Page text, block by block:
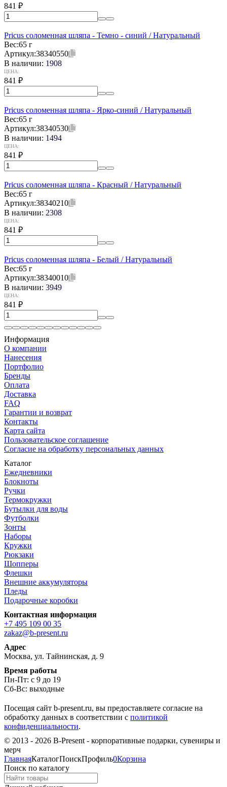
841 ₽
Pricus соломенная шляпа - Темно - синий / Натуральный
Вес:65 г
Артикул:38340550
В наличии: 1908
ЦЕНА:
841 ₽
Pricus соломенная шляпа - Ярко-синий / Натуральный
Вес:65 г
Артикул:38340530
В наличии: 1494
ЦЕНА:
841 ₽
Pricus соломенная шляпа - Красный / Натуральный
Вес:65 г
Артикул:38340210
В наличии: 2308
ЦЕНА:
841 ₽
Pricus соломенная шляпа - Белый / Натуральный
Вес:65 г
Артикул:38340010
В наличии: 3949
ЦЕНА:
841 ₽
Информация
О компании
Нанесения
Портфолио
Бренды
Оплата
Доставка
FAQ
Гарантии и возврат
Контакты
Карта сайта
Пользовательское соглашение
Согласие на обработку персональных данных
Каталог
Ежедневники
Блокноты
Ручки
Термокружки
Бутылки для воды
Футболки
Зонты
Наборы
Кружки
Рюкзаки
Шопперы
Флешки
Внешние аккумуляторы
Пледы
Подарочные коробки
Контактная информация
+7 495 109 00 35
zakaz@b-present.ru
Адрес
Москва, ул. Тайнинская, д. 9
Время работы
Пн-Пт: с 9 до 19
Сб-Вс: выходные
Посещая сайт b-present.ru, вы предоставляете согласие на
обработку данных в соответствии с политикой
конфиденциальности.
© 2013 - 2026 B-Present - корпоративные подарки, сувениры и
мерч
ГлавнаяКаталогПоискПрофиль0Корзина
Поиск по каталогу